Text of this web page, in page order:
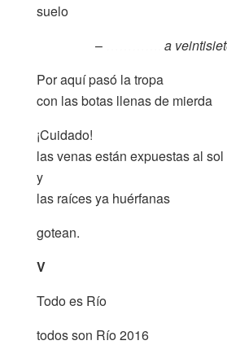
suelo
– a
Por aquí pasó la tropa
con las botas llenas de mierda
¡Cuidado!
las venas están expuestas al sol
y
las raíces ya huérfanas
gotean.
V
Todo es Río
todos son Río 2016